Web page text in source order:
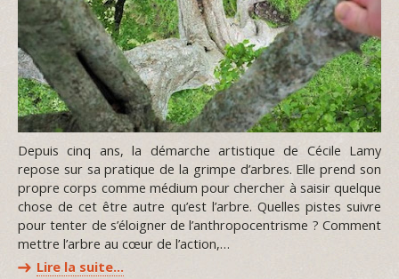
Depuis cinq ans, la démarche artistique de Cécile Lamy
repose sur sa pratique de la grimpe d’arbres. Elle prend son
propre corps comme médium pour chercher à saisir quelque
chose de cet être autre qu’est l’arbre. Quelles pistes suivre
pour tenter de s’éloigner de l’anthropocentrisme ? Comment
mettre l’arbre au cœur de l’action,…
Lire la suite…